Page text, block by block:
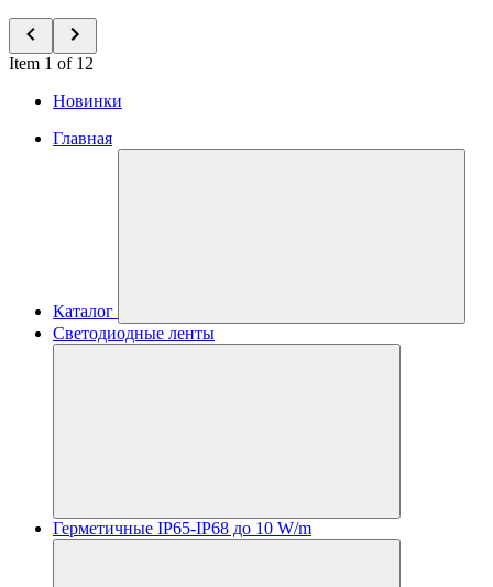
Item 1 of 12
Новинки
Главная
Каталог
Светодиодные ленты
Герметичные IP65-IP68 до 10 W/m